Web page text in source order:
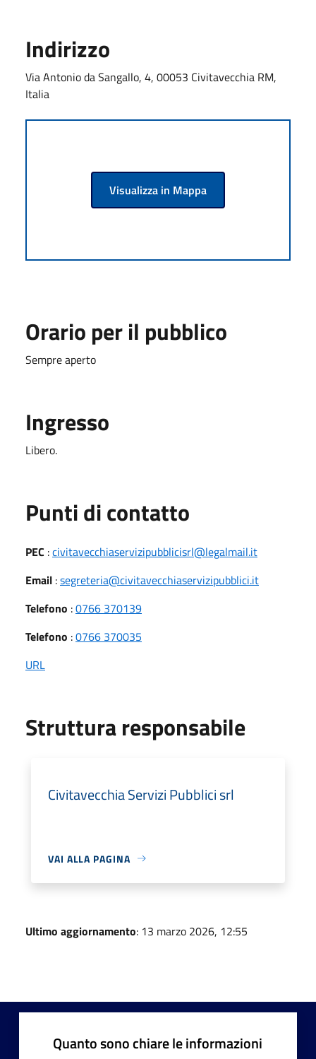
Indirizzo
Via Antonio da Sangallo, 4, 00053 Civitavecchia RM,
Italia
Visualizza in Mappa
Orario per il pubblico
Sempre aperto
Ingresso
Libero.
Punti di contatto
PEC :civitavecchiaservizipubblicisrl@legalmail.it
Email :segreteria@civitavecchiaservizipubblici.it
Telefono :0766 370139
Telefono :0766 370035
URL
Struttura responsabile
Civitavecchia Servizi Pubblici srl
VAI ALLA PAGINA
Ultimo aggiornamento: 13 marzo 2026, 12:55
Quanto sono chiare le informazioni